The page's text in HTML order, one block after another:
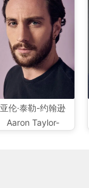
亚伦·泰勒-约翰逊
Aaron Taylor-